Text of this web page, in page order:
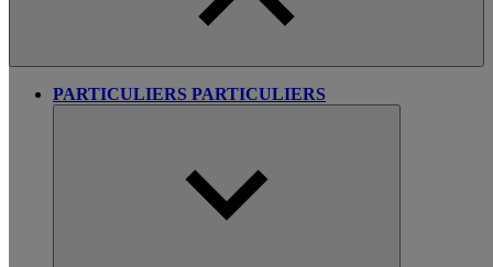
PARTICULIERS PARTICULIERS